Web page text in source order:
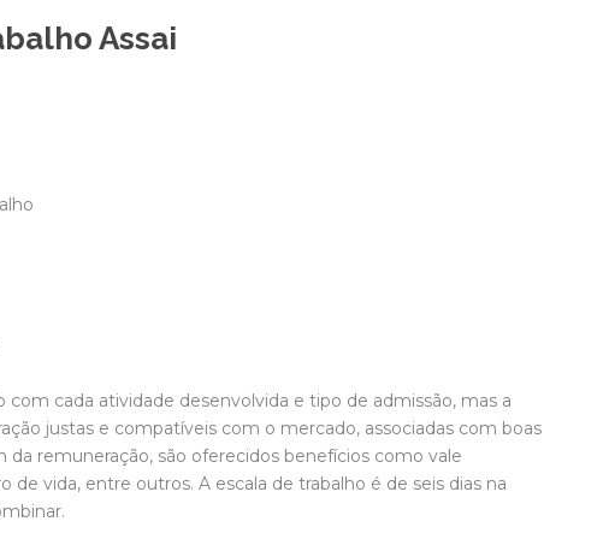
Assai
com cada atividade desenvolvida e tipo de admissão, mas a
justas e compatíveis com o mercado, associadas com boas
da remuneração, são oferecidos benefícios como vale
de vida, entre outros. A escala de trabalho é de seis dias na